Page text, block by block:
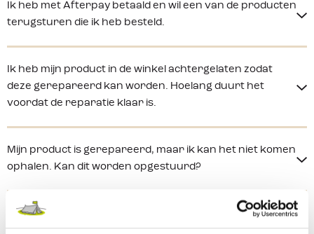
Ik heb met Afterpay betaald en wil een van de producten
terugsturen die ik heb besteld.
Ik heb mijn product in de winkel achtergelaten zodat
deze gerepareerd kan worden. Hoelang duurt het
voordat de reparatie klaar is.
Mijn product is gerepareerd, maar ik kan het niet komen
ophalen. Kan dit worden opgestuurd?
Ik heb mijn product onder garantie afgegeven, hoelang
duurt het voordat deze aanvraag wordt verwerkt?